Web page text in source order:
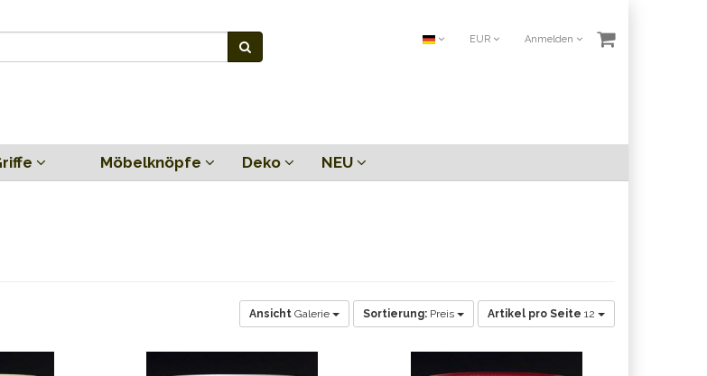
EUR Anmelden
Möbelknöpfe Deko NEU
Ansicht Galerie Sortierung: Preis Artikel pro Seite 12